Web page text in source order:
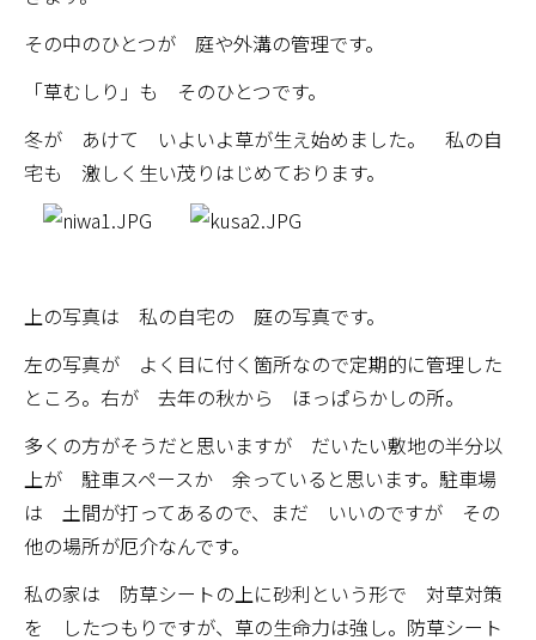
その中のひとつが 庭や外溝の管理です。
「草むしり」も そのひとつです。
冬が あけて いよいよ草が生え始めました。 私の自
宅も 激しく生い茂りはじめております。
上の写真は 私の自宅の 庭の写真です。
左の写真が よく目に付く箇所なので定期的に管理した
ところ。右が 去年の秋から ほっぱらかしの所。
多くの方がそうだと思いますが だいたい敷地の半分以
上が 駐車スペースか 余っていると思います。駐車場
は 土間が打ってあるので、まだ いいのですが その
他の場所が厄介なんです。
私の家は 防草シートの上に砂利という形で 対草対策
を したつもりですが、草の生命力は強し。防草シート